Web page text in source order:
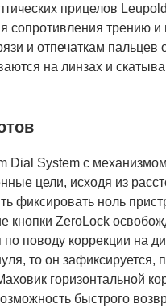
прицелов
трению и
и отпечаткам пальцев
на линзах и
Dial System с
цели, исходя из
фиксировать ноль
кнопки ZeroLock
поводу коррекции на
то он зафиксируется,
горизонтальной
быстрого